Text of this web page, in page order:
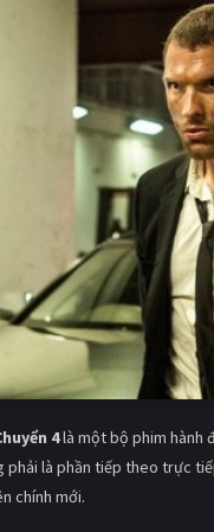
4là một bộ phim hành
phải là phần tiếp theo trực
chính mới.